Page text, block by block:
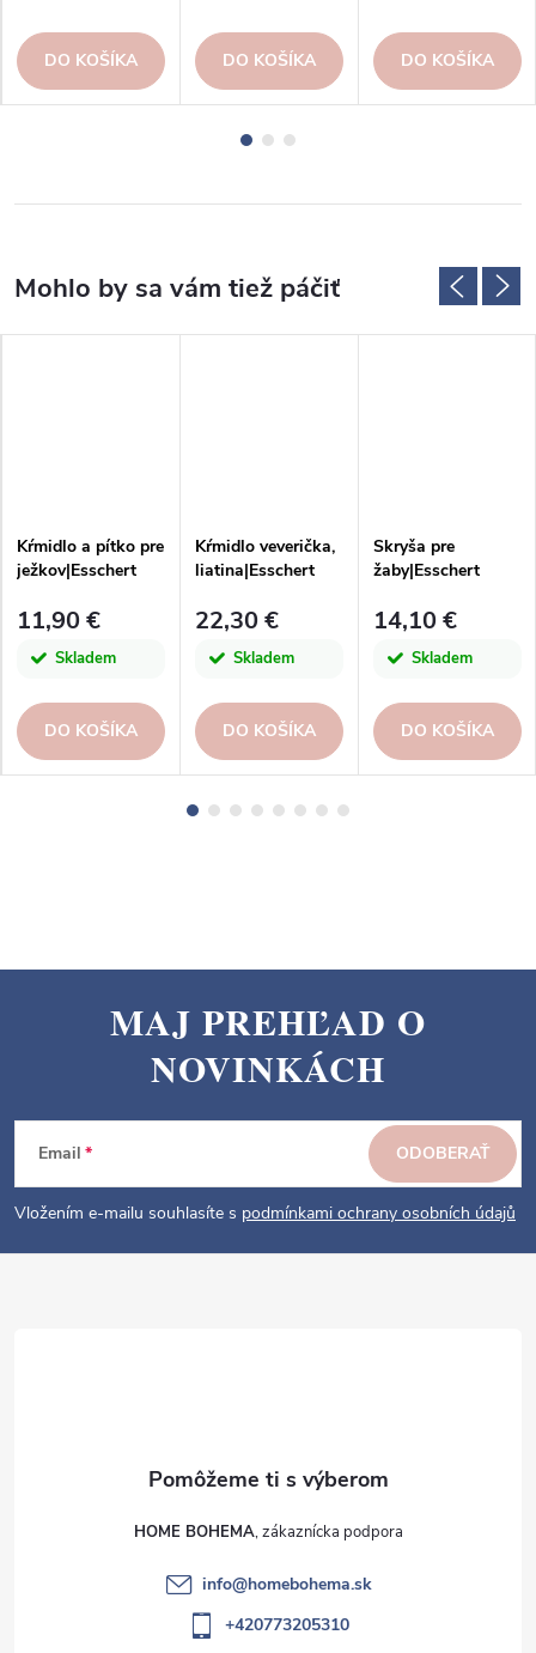
DO KOŠÍKA DO KOŠÍKA DO KOŠÍKA
Kŕmidlo a pítko pre
ježkov|Esschert
11,90 €
Skladem
DO KOŠÍKA
Kŕmidlo veverička,
liatina|Esschert
22,30 €
Skladem
DO KOŠÍKA
Skryša pre
žaby|Esschert
14,10 €
Skladem
DO KOŠÍKA
p
e
MAJ PREHĽAD O
NOVINKÁCH
Email
Vložením e-mailu souhlasíte s podmínkami ochrany osobních údajů
ODOBERAŤ
HOME BOHEMA
info@homebohema.sk
+420773205310